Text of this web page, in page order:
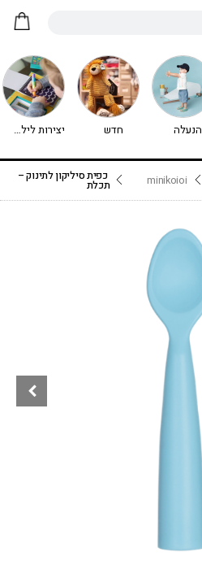
הנעלה חדש יצירות לילדים - יצירה לילדים
minikoioi כפית סיליקון לתינוק –
תכלת